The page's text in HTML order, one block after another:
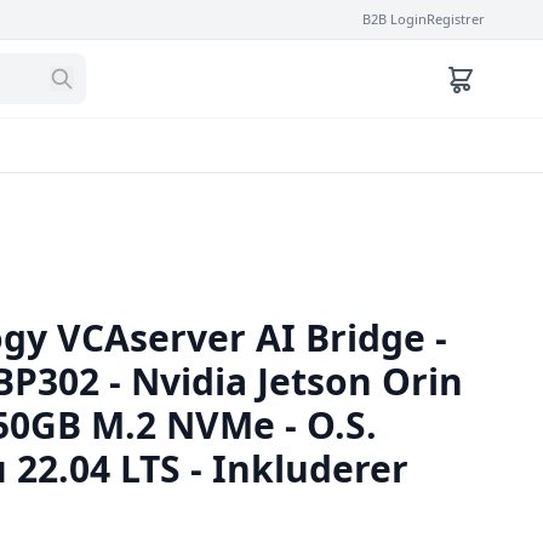
B2B LoginRegistrer
VCAserver AI Bridge -
- Nvidia Jetson Orin
M.2 NVMe - O.S.
LTS - Inkluderer